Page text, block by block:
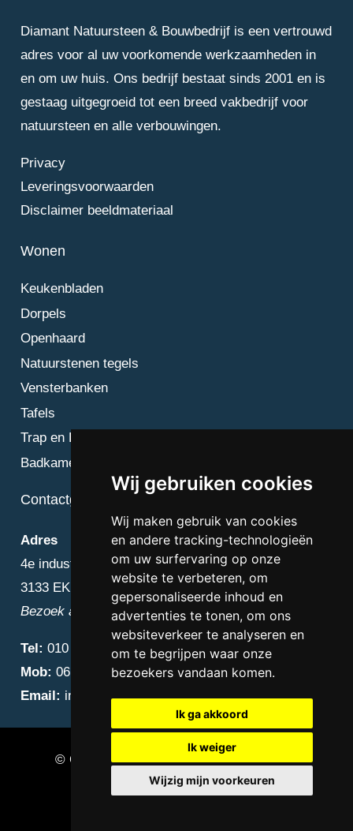
Wij gebruiken cookies
Wij maken gebruik van cookies
en andere tracking-technologieën
om uw surfervaring op onze
website te verbeteren, om
gepersonaliseerde inhoud en
advertenties te tonen, om ons
websiteverkeer te analyseren en
om te begrijpen waar onze
bezoekers vandaan komen.
Ik ga akkoord
Ik weiger
Wijzig mijn voorkeuren
Diamant Natuursteen & Bouwbedrijf is een vertrouwd
adres voor al uw voorkomende werkzaamheden in
en om uw huis. Ons bedrijf bestaat sinds 2001 en is
gestaag uitgegroeid tot een breed vakbedrijf voor
natuursteen en alle verbouwingen.
Privacy
Leveringsvoorwaarden
Disclaimer beeldmateriaal
Wonen
Keukenbladen
Dorpels
Openhaard
Natuurstenen tegels
Vensterbanken
Tafels
Trap en Bordes
Badkamer
Contactgegevens
Adres
4e industriestraat 25
3133 EK Vlaardingen
Bezoek alleen op afspraak
Tel: 010 – 223 3759
Mob: 06 – 4838 1000
Email: info@diamantnatuursteen.nl
© Copyright 2026 Diamant Natuursteen –
Natuursteen bedrijf Vlaardingen